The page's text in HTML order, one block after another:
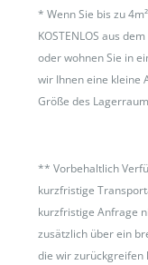
*Wenn Sie bis zu
KOSTENLOS aus
oder wohnen Sie in
wir Ihnen eine kleine
Größe des
**Vorbehaltlich
kurzfristige
kurzfristige Anfrage
zusätzlich über ein
die wir zurückgreifen